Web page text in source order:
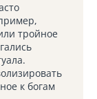
тройное
к богам